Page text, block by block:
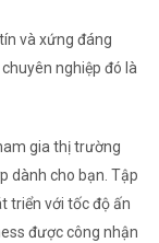
và xứng đáng
nghiệp đó là
gia thị trường
dành cho bạn. Tập
triển với tốc độ ấn
được công nhận